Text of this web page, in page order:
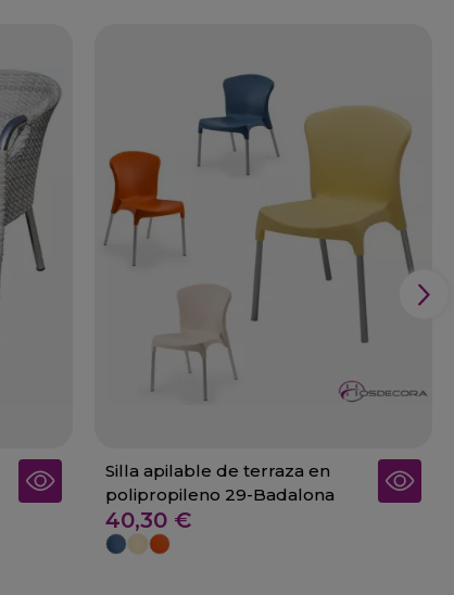
Silla apilable de terraza en
polipropileno 29-Badalona
40,30 €